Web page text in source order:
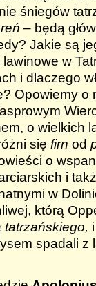
śniegów
– będą
Jakie są
w
i dlaczego
Opowiemy o
o wielkich
się firn od
o
i
w
którą
spadali z